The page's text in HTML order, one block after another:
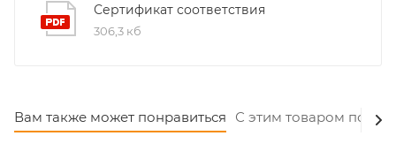
Сертификат соответствия
306,3 кб
Вам также может понравиться С этим товаром